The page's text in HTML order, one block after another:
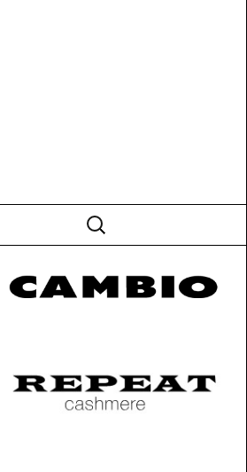
Zoeken
naar: